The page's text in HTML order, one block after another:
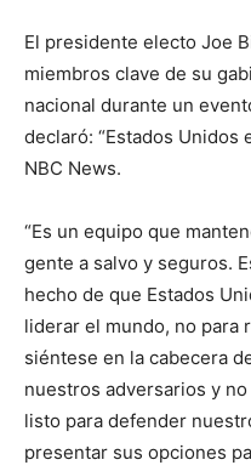
El presidente electo Joe
miembros clave de su
nacional durante un
declaró: “Estados Unidos
NBC News.
“Es un equipo que
gente a salvo y seguros.
hecho de que Estados
liderar el mundo, no para
siéntese en la cabecera
nuestros adversarios y
listo para defender
presentar sus opciones